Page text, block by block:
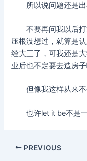
所以说问题还是出
不要再问我以后打
压根没想过，就算是
经大三了，可我还是
业后也不定要去造房
但像我这样从来不
也许let it be不是一
Post
PREVIOUS